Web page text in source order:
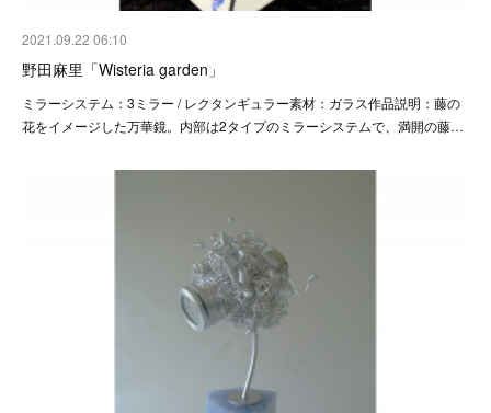
2021.09.22 06:10
野田麻里「Wisteria garden」
ミラーシステム：3ミラー / レクタンギュラー素材：ガラス作品説明：藤の
花をイメージした万華鏡。内部は2タイプのミラーシステムで、満開の藤…